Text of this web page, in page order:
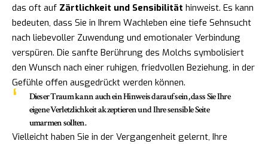
das oft auf Zärtlichkeit und Sensibilität hinweist. Es kann
bedeuten, dass Sie in Ihrem Wachleben eine tiefe Sehnsucht
nach liebevoller Zuwendung und emotionaler Verbindung
verspüren. Die sanfte Berührung des Molchs symbolisiert
den Wunsch nach einer ruhigen, friedvollen Beziehung, in der
Gefühle offen ausgedrückt werden können.
Dieser Traum kann auch ein Hinweis darauf sein, dass Sie Ihre
eigene Verletzlichkeit akzeptieren und Ihre sensible Seite
umarmen sollten.
Vielleicht haben Sie in der Vergangenheit gelernt, Ihre